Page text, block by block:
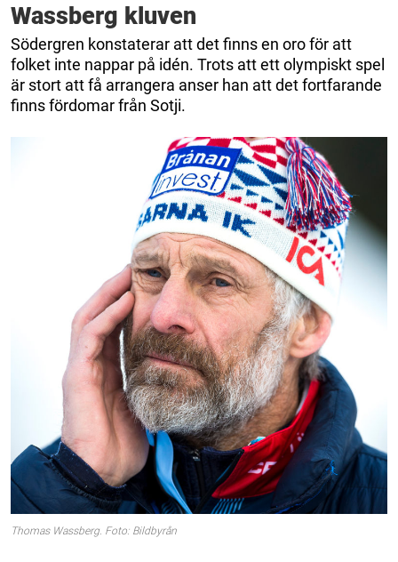
Wassberg kluven
Södergren konstaterar att det finns en oro för att
folket inte nappar på idén. Trots att ett olympiskt spel
är stort att få arrangera anser han att det fortfarande
finns fördomar från Sotji.
Thomas Wassberg. Foto: Bildbyrån